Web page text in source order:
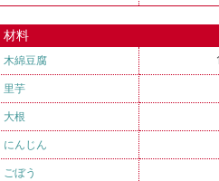
材料
木綿豆腐
里芋
大根
にんじん
ごぼう